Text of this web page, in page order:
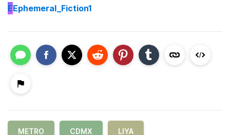
EEphemeral_Fiction1
METRO CDMX LIYA